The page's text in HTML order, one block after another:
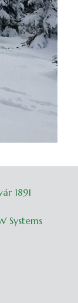
1891
Systems